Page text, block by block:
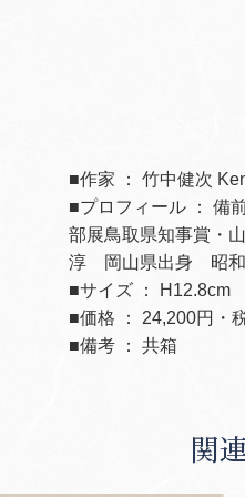
■作家 ： 竹中健次
■プロフィール ：
部展鳥取県知事賞・
淳 岡山県出身 昭和
■サイズ ： H12.8cm
■価格 ： 24,200円・
■備考 ： 共箱
関